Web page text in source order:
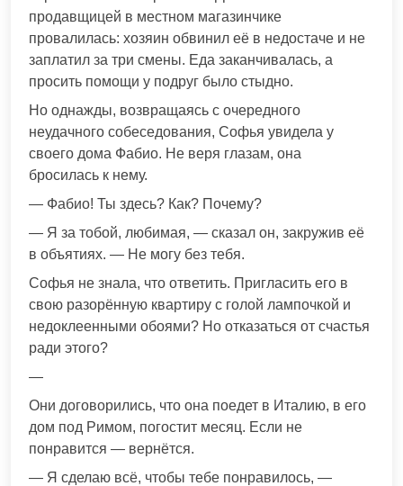
продавщицей в местном магазинчике
провалилась: хозяин обвинил её в недостаче и не
заплатил за три смены. Еда заканчивалась, а
просить помощи у подруг было стыдно.
Но однажды, возвращаясь с очередного
неудачного собеседования, Софья увидела у
своего дома Фабио. Не веря глазам, она
бросилась к нему.
— Фабио! Ты здесь? Как? Почему?
— Я за тобой, любимая, — сказал он, закружив её
в объятиях. — Не могу без тебя.
Софья не знала, что ответить. Пригласить его в
свою разорённую квартиру с голой лампочкой и
недоклеенными обоями? Но отказаться от счастья
ради этого?
—
Они договорились, что она поедет в Италию, в его
дом под Римом, погостит месяц. Если не
понравится — вернётся.
— Я сделаю всё, чтобы тебе понравилось, —